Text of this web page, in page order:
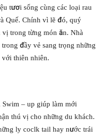
tươi sống cùng các loại rau
Quế. Chính vì lẽ đó, quý
vị trong từng món ăn. Nhà
đầy vẻ sang trọng những
với thiên nhiên.
– up giúp làm mới
thú vị cho những du khách.
ly coclk tail hay nước trái